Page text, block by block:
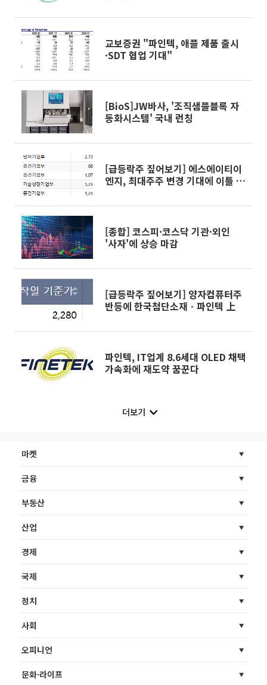
교보증권 "파인텍, 애플 제품 출시
·SDT 협업 기대"
[BioS]JW바사, '조직샘플블록 자
동화시스템' 국내 런칭
[급등락주 짚어보기] 에스에이티이
엔지, 최대주주 변경 기대에 이틀 연
[종합] 코스피·코스닥 기관·외인
'사자'에 상승 마감
[급등락주 짚어보기] 양자컴퓨터주
반등에 한국첨단소재ㆍ파인텍 上
파인텍, IT업계 8.6세대 OLED 채택
가속화에 재도약 꿈꾼다
더보기
마켓
금융
부동산
산업
경제
국제
정치
사회
오피니언
문화·라이프